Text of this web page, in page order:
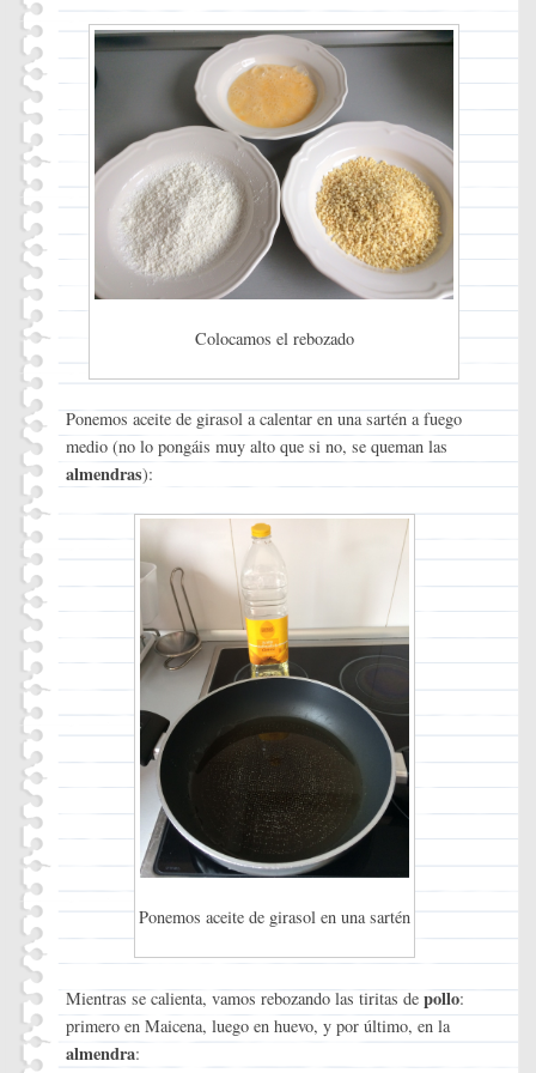
Colocamos el rebozado
Ponemos aceite de girasol a calentar en una sartén a fuego
medio (no lo pongáis muy alto que si no, se queman las
almendras):
Ponemos aceite de girasol en una sartén
Mientras se calienta, vamos rebozando las tiritas de pollo:
primero en Maicena, luego en huevo, y por último, en la
almendra: